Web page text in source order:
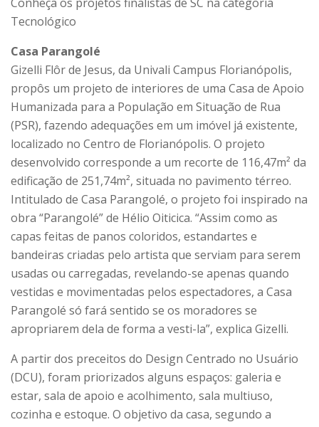
Tecnológico
Casa Parangolé
Gizelli Flôr de Jesus, da Univali Campus Florianópolis,
propôs um projeto de interiores de uma Casa de Apoio
Humanizada para a População em Situação de Rua
(PSR), fazendo adequações em um imóvel já existente,
localizado no Centro de Florianópolis. O projeto
desenvolvido corresponde a um recorte de 116,47m² da
edificação de 251,74m², situada no pavimento térreo.
Intitulado de Casa Parangolé, o projeto foi inspirado na
obra “Parangolé” de Hélio Oiticica. “Assim como as
capas feitas de panos coloridos, estandartes e
bandeiras criadas pelo artista que serviam para serem
usadas ou carregadas, revelando-se apenas quando
vestidas e movimentadas pelos espectadores, a Casa
Parangolé só fará sentido se os moradores se
apropriarem dela de forma a vesti-la”, explica Gizelli.
A partir dos preceitos do Design Centrado no Usuário
(DCU), foram priorizados alguns espaços: galeria e
estar, sala de apoio e acolhimento, sala multiuso,
cozinha e estoque. O objetivo da casa, segundo a